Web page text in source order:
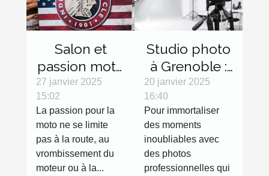
Salon et
passion moto
: les objets
décoration
qui feront
toute la
différence
27 janvier 2025
15:02
La passion pour la
moto ne se limite
pas à la route, au
vrombissement du
moteur ou à la...
Studio photo
à Grenoble :
réalisez des
clichés de
qualité !
20 janvier 2025
16:40
Pour immortaliser
des moments
inoubliables avec
des photos
professionnelles qui